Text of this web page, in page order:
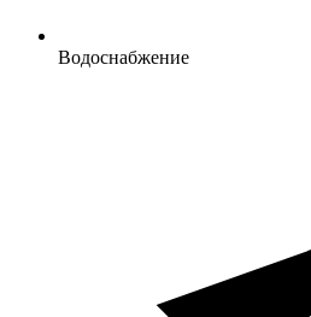
Водоснабжение